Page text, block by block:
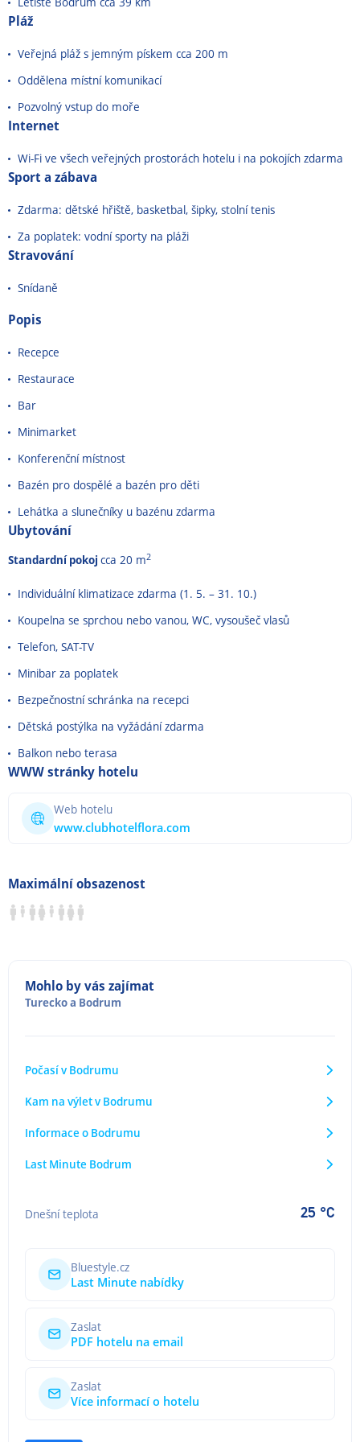
Pláž
Veřejná pláž s jemným pískem cca 200 m
Oddělena místní komunikací
Pozvolný vstup do moře
Internet
Wi-Fi ve všech veřejných prostorách hotelu i na pokojích zdarma
Sport a zábava
Zdarma: dětské hřiště, basketbal, šipky, stolní tenis
Za poplatek: vodní sporty na pláži
Stravování
Snídaně
Popis
Recepce
Restaurace
Bar
Minimarket
Konferenční místnost
Bazén pro dospělé a bazén pro děti
Lehátka a slunečníky u bazénu zdarma
Ubytování
Standardní pokoj cca 20 m2
Individuální klimatizace zdarma (1. 5. –⁠⁠⁠⁠⁠⁠ 31. 10.)
Koupelna se sprchou nebo vanou, WC, vysoušeč vlasů
Telefon, SAT-TV
Minibar za poplatek
Bezpečnostní schránka na recepci
Dětská postýlka na vyžádání zdarma
Balkon nebo terasa
WWW stránky hotelu
Web hotelu
www.clubhotelflora.com
Maximální obsazenost
Mohlo by vás zajímat
Tureckoa Bodrum
Počasí v Bodrumu
Kam na výlet v Bodrumu
Informace o Bodrumu
Last Minute Bodrum
Dnešní teplota 25 °C
Bluestyle.cz
Last Minute nabídky
Zaslat
PDF hotelu na email
Zaslat
Více informací o hotelu